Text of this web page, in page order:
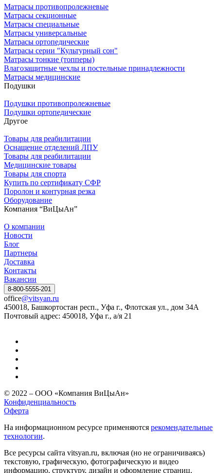
Матрасы противопролежневые
Матрасы секционные
Матрасы специальные
Матрасы универсальные
Матрасы ортопедические
Матрасы серии "Культурный сон"
Матрасы тонкие (топперы)
Влагозащитные чехлы и постельные принадлежности
Матрасы медицинские
Подушки
Подушки противопролежневые
Подушки ортопедические
Другое
Товары для реабилитации
Оснащение отделений ЛПУ
Товары для реабилитации
Медицинские товары
Товары для спорта
Купить по сертификату СФР
Поролон и контурная резка
Оборудование
Компания “ВиЦыАн”
О компании
Новости
Блог
Партнеры
Доставка
Контакты
Вакансии
8-800-5555-201
office@vitsyan.ru
450018, Башкортостан респ., Уфа г., Флотская ул., дом 34А
Почтовый адрес: 450018, Уфа г., а/я 21
© 2022 – ООО «Компания ВиЦыАн»
Конфиденциальность
Оферта
На информационном ресурсе применяются рекомендательные
технологии.
Все ресурсы сайта vitsyan.ru, включая (но не ограничиваясь)
текстовую, графическую, фотографическую и видео
информацию, структуру, дизайн и оформление страниц,